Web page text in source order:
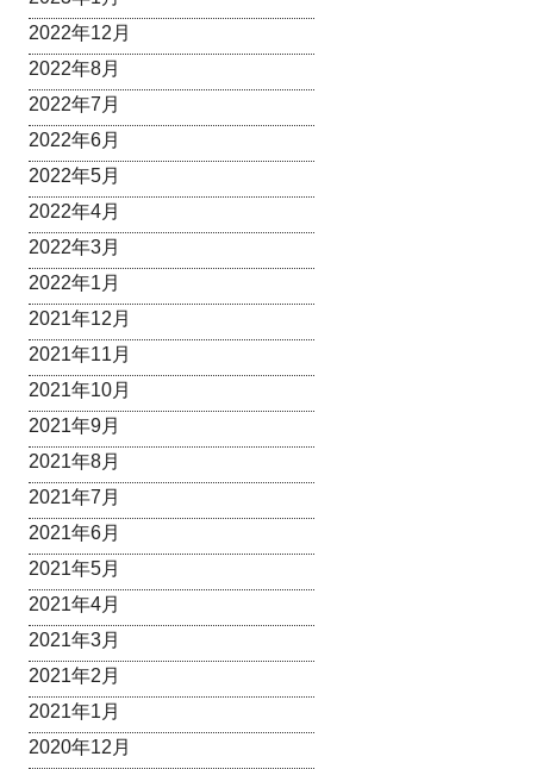
2022年12月
2022年8月
2022年7月
2022年6月
2022年5月
2022年4月
2022年3月
2022年1月
2021年12月
2021年11月
2021年10月
2021年9月
2021年8月
2021年7月
2021年6月
2021年5月
2021年4月
2021年3月
2021年2月
2021年1月
2020年12月